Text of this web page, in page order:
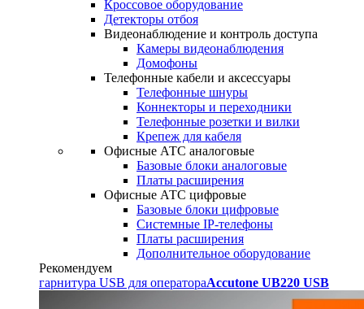
Кроссовое оборудование
Детекторы отбоя
Видеонаблюдение и контроль доступа
Камеры видеонаблюдения
Домофоны
Телефонные кабели и аксессуары
Телефонные шнуры
Коннекторы и переходники
Телефонные розетки и вилки
Крепеж для кабеля
Офисные АТС аналоговые
Базовые блоки аналоговые
Платы расширения
Офисные АТС цифровые
Базовые блоки цифровые
Системные IP-телефоны
Платы расширения
Дополнительное оборудование
Рекомендуем
гарнитура USB для оператораAccutone UB220 USB